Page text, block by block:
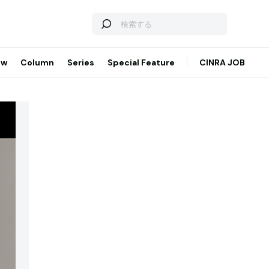
Column Series Special Feature CINRA JOB